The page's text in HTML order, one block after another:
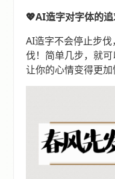
💖AI造字对字体的
AI造字不会停止步
伐！简单几步，就可
让你的心情变得更加